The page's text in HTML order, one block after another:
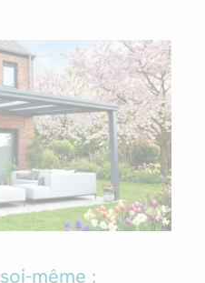
même :